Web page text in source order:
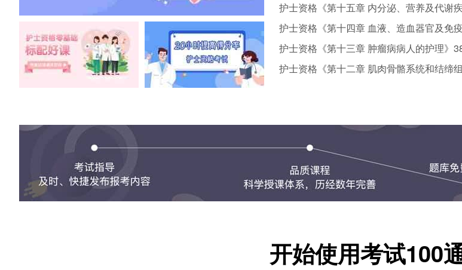
护士资格《第十五章 内分泌、营养及代谢
护士资格《第十四章 血液、造血器官及免
护士资格《第十三章 肿瘤病病人的护理》
护士资格《第十二章 肌肉骨骼系统和结缔
开始使用考试100